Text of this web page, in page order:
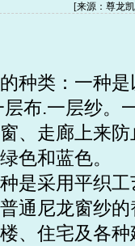
[来源：尊龙
种类：一种
层布.一层纱。
、走廊上来
色和蓝色。
是采用平织
通尼龙窗纱
、住宅及各